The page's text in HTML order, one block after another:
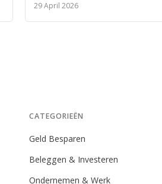
29 April 2026
CATEGORIEËN
Geld Besparen
Beleggen & Investeren
Ondernemen & Werk